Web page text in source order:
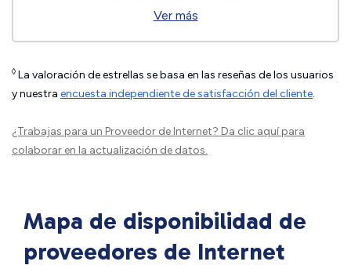
Ver más
◊ La valoración de estrellas se basa en las reseñas de los usuarios
y nuestra encuesta independiente de satisfacción del cliente.
¿Trabajas para un Proveedor de Internet? Da clic aquípara
colaborar en la actualización de datos.
Mapa de disponibilidad de
proveedores de Internet